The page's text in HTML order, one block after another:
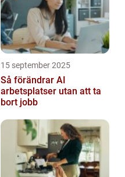
15 september 2025
Så förändrar AI
arbetsplatser utan att ta
bort jobb